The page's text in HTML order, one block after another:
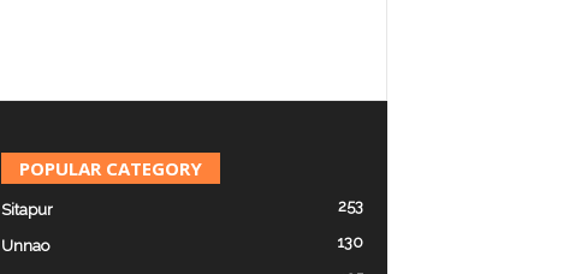
POPULAR CATEGORY
Sitapur 253
Unnao 130